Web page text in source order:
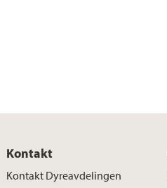
Kontakt
Kontakt Dyreavdelingen